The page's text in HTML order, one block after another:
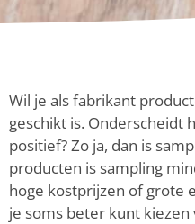
Wil je als fabrikant
geschikt is. Onderscheidt
positief? Zo ja, dan is
producten is sampling
hoge kostprijzen of grote
je soms beter kunt